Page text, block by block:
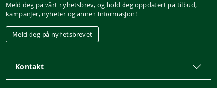
Meld deg på vårt nyhetsbrev, og hold deg oppdatert på tilbud,
kampanjer, nyheter og annen informasjon!
Meld deg på nyhetsbrevet
Kontakt